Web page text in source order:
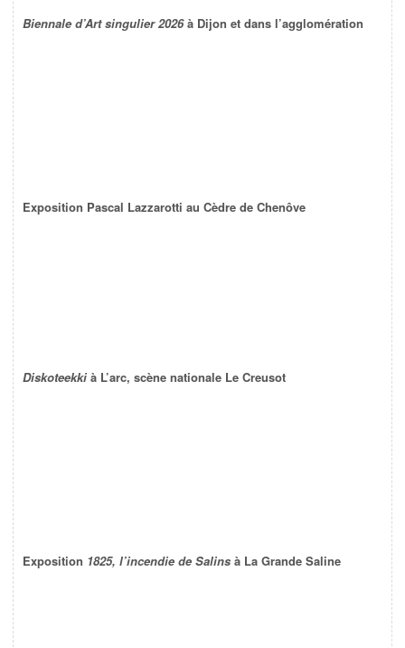
Biennale d’Art singulier 2026à Dijon et dans l’agglomération
Exposition Pascal Lazzarotti au Cèdre de Chenôve
Diskoteekki à L’arc, scène nationale Le Creusot
Exposition 1825, l’incendie de Salins à La Grande Saline